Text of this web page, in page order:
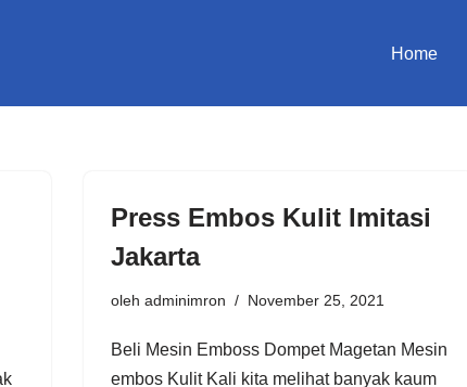
Home
Press Embos Kulit Imitasi
Jakarta
oleh adminimron November 25, 2021
Beli Mesin Emboss Dompet Magetan Mesin
embos Kulit Kali kita melihat banyak kaum